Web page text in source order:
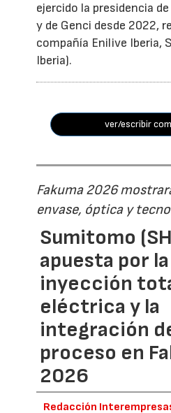
ejercido la presidencia
y de Genci desde 2022,
compañía Enilive Iberia,
Iberia).
ver/escribir
Fakuma 2026
envase, óptica y
Sumitomo
apuesta por la
inyección
eléctrica y la
integración
proceso en
2026
Redacción